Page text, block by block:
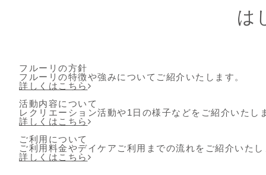
は
フルーリの方針
フルーリの特徴や強みについてご紹介いたします。
詳しくはこちら
活動内容について
レクリエーション活動や1日の様子などをご紹介いたし
詳しくはこちら
ご利用について
ご利用料金やデイケアご利用までの流れをご紹介いた
詳しくはこちら